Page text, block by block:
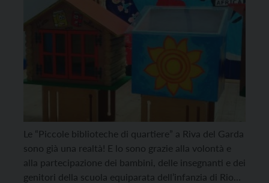
Le “Piccole biblioteche di quartiere” a Riva del Garda
sono già una realtà! E lo sono grazie alla volontà e
alla partecipazione dei bambini, delle insegnanti e dei
genitori della scuola equiparata dell’infanzia di Rione